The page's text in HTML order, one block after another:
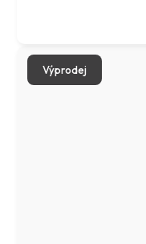
Výprodej